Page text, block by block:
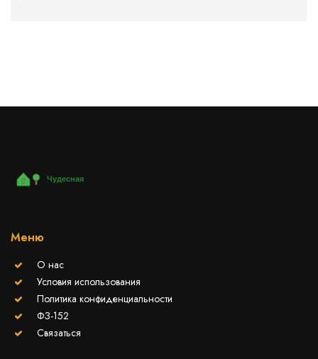
Меню
О нас
Условия использования
Политика конфиденциальности
ФЗ-152
Связаться